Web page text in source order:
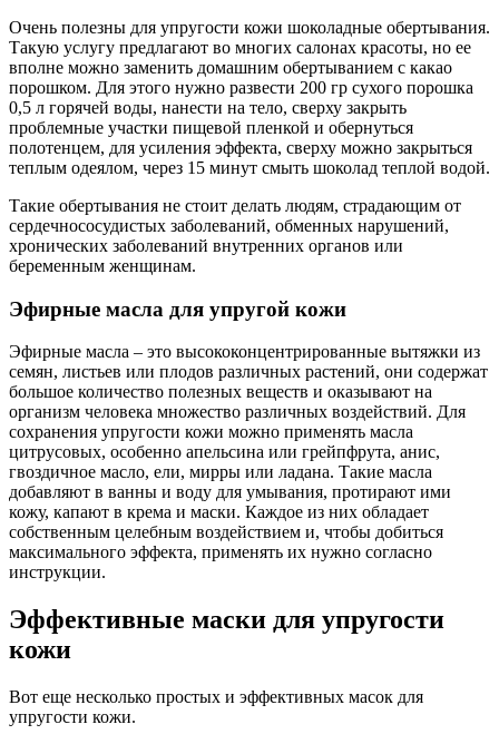
Очень полезны для упругости кожи шоколадные обертывания.
Такую услугу предлагают во многих салонах красоты, но ее
вполне можно заменить домашним обертыванием с какао
порошком. Для этого нужно развести 200 гр сухого порошка
0,5 л горячей воды, нанести на тело, сверху закрыть
проблемные участки пищевой пленкой и обернуться
полотенцем, для усиления эффекта, сверху можно закрыться
теплым одеялом, через 15 минут смыть шоколад теплой водой.
Такие обертывания не стоит делать людям, страдающим от
сердечнососудистых заболеваний, обменных нарушений,
хронических заболеваний внутренних органов или
беременным женщинам.
Эфирные масла для упругой кожи
Эфирные масла – это высококонцентрированные вытяжки из
семян, листьев или плодов различных растений, они содержат
большое количество полезных веществ и оказывают на
организм человека множество различных воздействий. Для
сохранения упругости кожи можно применять масла
цитрусовых, особенно апельсина или грейпфрута, анис,
гвоздичное масло, ели, мирры или ладана. Такие масла
добавляют в ванны и воду для умывания, протирают ими
кожу, капают в крема и маски. Каждое из них обладает
собственным целебным воздействием и, чтобы добиться
максимального эффекта, применять их нужно согласно
инструкции.
Эффективные маски для упругости
кожи
Вот еще несколько простых и эффективных масок для
упругости кожи.